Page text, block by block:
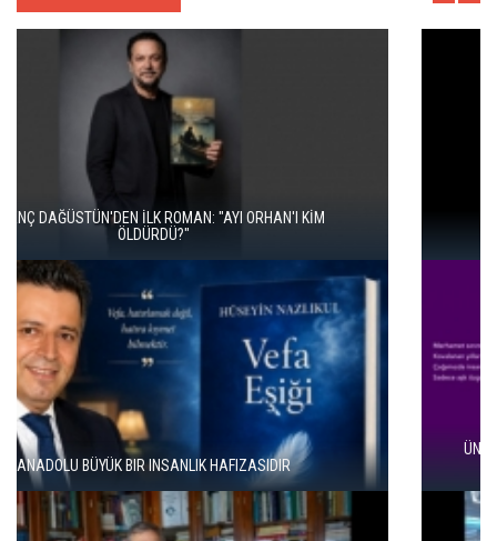
İKİ KİTAP VE BİTMEYEN BİR ENERJİ
ÜNAL ERSÖZLÜ’NÜN YENİ ŞİİR KİTABI “BÖĞÜRTLEN ÖPÜCÜĞÜ”
YAYIMLANDI